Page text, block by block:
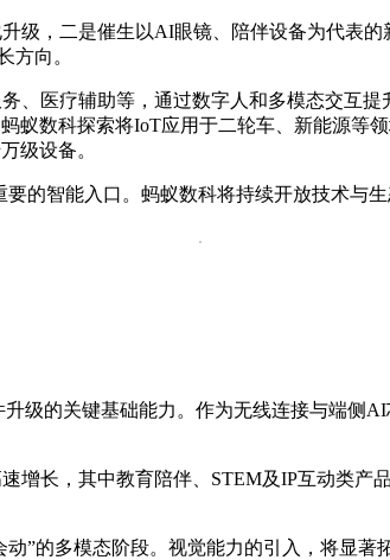
级，二是催生以AI眼镜、陪伴设备为代表
方向。
、医疗辅助等，通过数字人和多模态交互
蚁数科探索将IoT应用于二轮车、新能源等
级设备。
的智能入口。蚂蚁数科将持续开放技术与
级的关键基础能力。作为无线连接与端侧
长，其中教育陪伴、STEM及IP互动类产
”的多模态阶段。视觉能力的引入，将显